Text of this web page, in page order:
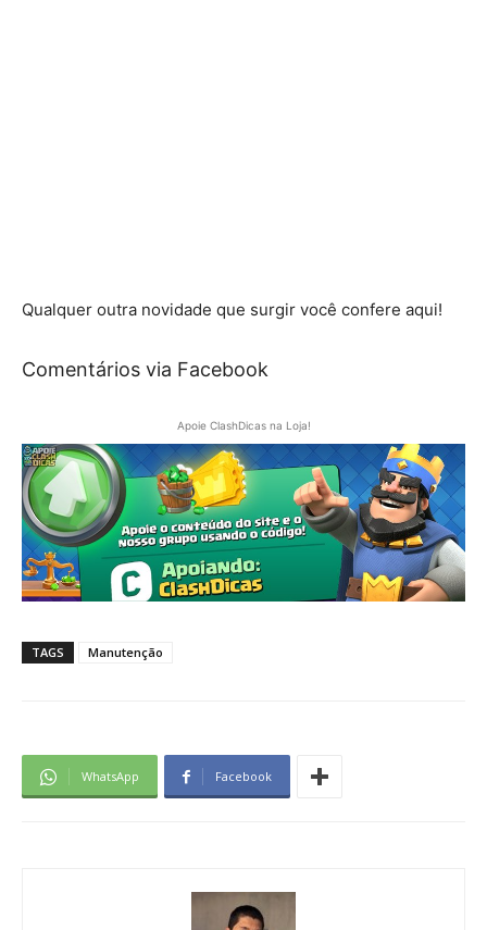
Qualquer outra novidade que surgir você confere aqui!
Comentários via Facebook
Apoie ClashDicas na Loja!
TAGS Manutenção
WhatsApp Facebook